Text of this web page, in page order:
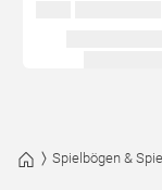
Spielbögen &